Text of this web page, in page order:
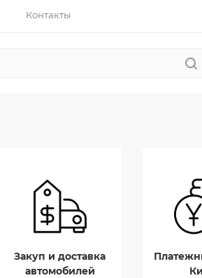
Контакты
Закуп и доставка
автомобилей